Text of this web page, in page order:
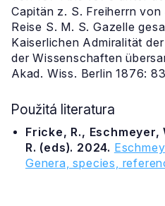
Capitän z. S. Freiherrn
Reise S. M. S. Gazelle
Kaiserlichen Admiralität
der Wissenschaften
Akad. Wiss. Berlin 1876:
Použitá literatura
Fricke, R., Eschmeyer,
R. (eds). 2024.
Genera, species,